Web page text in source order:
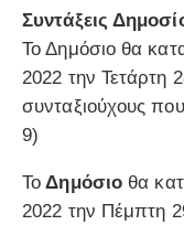
Συντάξεις
Το Δημόσιο θα
2022 την Τετάρτη
συνταξιούχους
9)
Το Δημόσιο θα
2022 την Πέμπτη